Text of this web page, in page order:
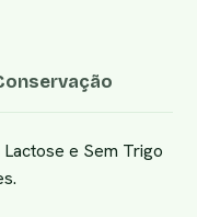
e Sem Trigo